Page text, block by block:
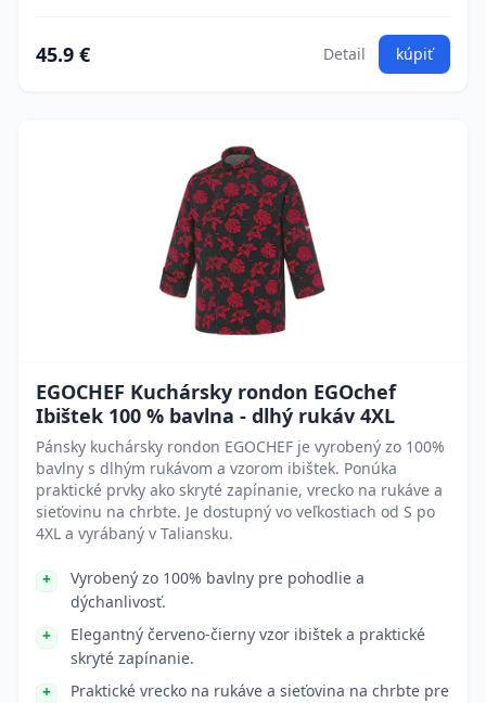
45.9 € Detail kúpiť
EGOCHEF Kuchársky rondon EGOchef
Ibištek 100 % bavlna - dlhý rukáv 4XL
Pánsky kuchársky rondon EGOCHEF je vyrobený zo 100%
bavlny s dlhým rukávom a vzorom ibištek. Ponúka
praktické prvky ako skryté zapínanie, vrecko na rukáve a
sieťovinu na chrbte. Je dostupný vo veľkostiach od S po
4XL a vyrábaný v Taliansku.
Vyrobený zo 100% bavlny pre pohodlie a
dýchanlivosť.
Elegantný červeno-čierny vzor ibištek a praktické
skryté zapínanie.
Praktické vrecko na rukáve a sieťovina na chrbte pre